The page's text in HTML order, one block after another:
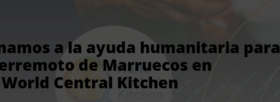
a la ayuda humanitaria para
de Marruecos en
Central Kitchen